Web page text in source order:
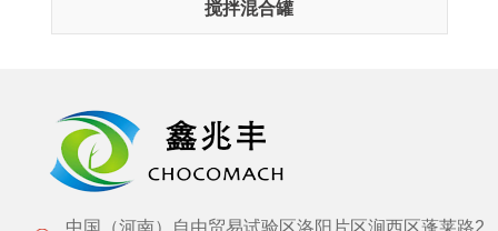
搅拌混合罐